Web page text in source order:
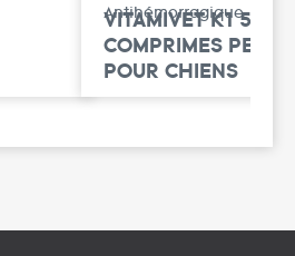
VITAMIVET K1 50
COMPRIMES
POUR CHIENS
Antihémorragique